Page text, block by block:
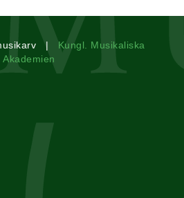
| Kungl. Musikaliska
Akademien